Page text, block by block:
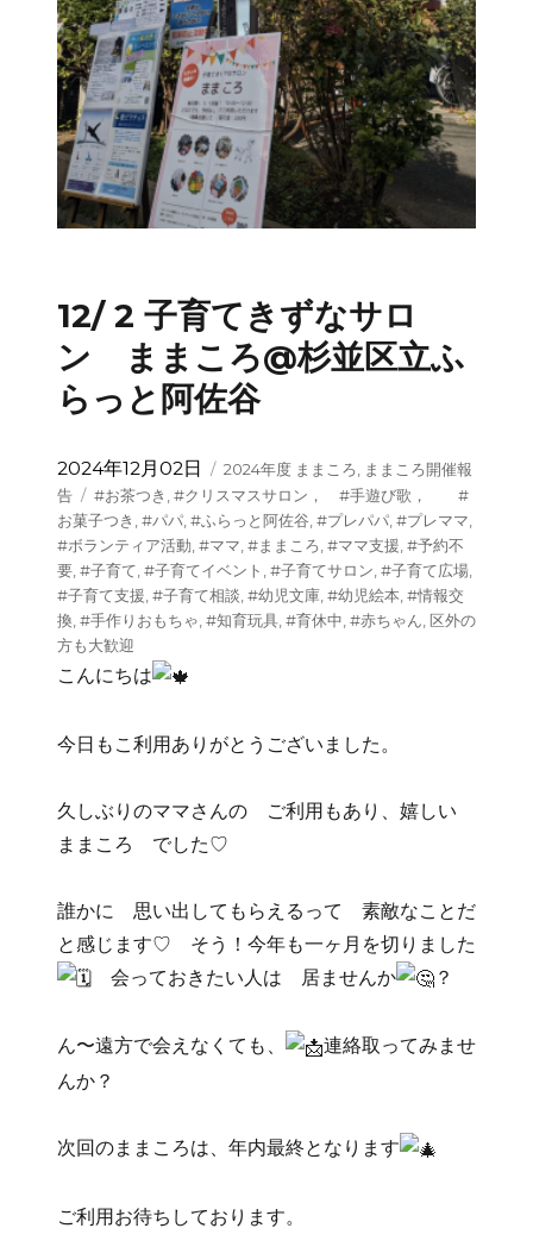
12/ 2 子育てきずなサロ
ン ままころ@杉並区立ふ
らっと阿佐谷
投
稿
日:
2024年12月02日
カ
テ
ゴ
リ
ー
2024年度 ままころ, ままころ開催報
告
タ
グ
#お茶つき ,#クリスマスサロン， #手遊び歌， #
お菓子つき ,#パパ,#ふらっと阿佐谷,#プレパパ,#プレママ,
#ボランティア活動,#ママ,#ままころ,#ママ支援,#予約不
要,#子育て,#子育てイベント ,#子育てサロン,#子育て広場,
#子育て支援,#子育て相談,#幼児文庫,#幼児絵本,#情報交
換,#手作りおもちゃ,#知育玩具,#育休中,#赤ちゃん, 区外の
方も大歓迎
こんにちは
今日もこ利用ありがとうございました。
久しぶりのママさんの ご利用もあり、嬉しい
ままころ でした♡
誰かに 思い出してもらえるって 素敵なことだ
と感じます♡ そう！今年も一ヶ月を切りました
会っておきたい人は 居ませんか
？
ん〜遠方で会えなくても、
連絡取ってみませ
んか？
次回のままころは、年内最終となります
ご利用お待ちしております。